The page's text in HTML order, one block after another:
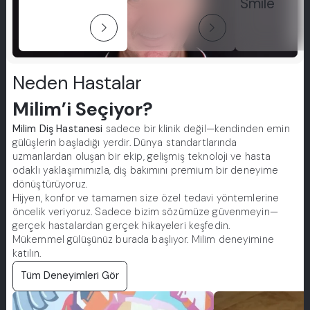
arrow_forward_ios arrow_forward_ios
Neden Hastalar
Milim’i Seçiyor?
Milim Diş Hastanesi sadece bir klinik değil—kendinden emin
gülüşlerin başladığı yerdir. Dünya standartlarında
uzmanlardan oluşan bir ekip, gelişmiş teknoloji ve hasta
odaklı yaklaşımımızla, diş bakımını premium bir deneyime
dönüştürüyoruz.
Hijyen, konfor ve tamamen size özel tedavi yöntemlerine
öncelik veriyoruz. Sadece bizim sözümüze güvenmeyin—
gerçek hastalardan gerçek hikayeleri keşfedin.
Mükemmel gülüşünüz burada başlıyor. Milim deneyimine
katılın.
Tüm Deneyimleri Gör